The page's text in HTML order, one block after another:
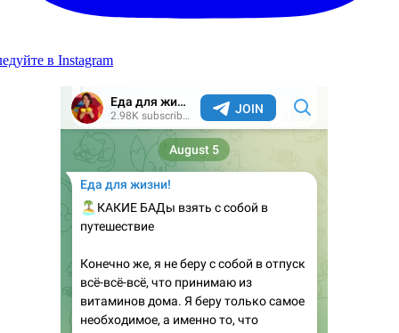
в Instagram